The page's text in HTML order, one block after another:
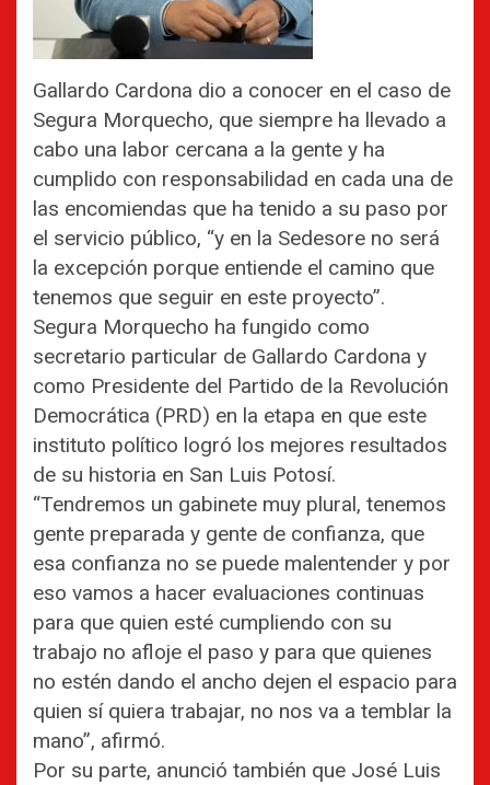
Gallardo Cardona dio a conocer en el caso de
Segura Morquecho, que siempre ha llevado a
cabo una labor cercana a la gente y ha
cumplido con responsabilidad en cada una de
las encomiendas que ha tenido a su paso por
el servicio público, “y en la Sedesore no será
la excepción porque entiende el camino que
tenemos que seguir en este proyecto”.
Segura Morquecho ha fungido como
secretario particular de Gallardo Cardona y
como Presidente del Partido de la Revolución
Democrática (PRD) en la etapa en que este
instituto político logró los mejores resultados
de su historia en San Luis Potosí.
“Tendremos un gabinete muy plural, tenemos
gente preparada y gente de confianza, que
esa confianza no se puede malentender y por
eso vamos a hacer evaluaciones continuas
para que quien esté cumpliendo con su
trabajo no afloje el paso y para que quienes
no estén dando el ancho dejen el espacio para
quien sí quiera trabajar, no nos va a temblar la
mano”, afirmó.
Por su parte, anunció también que José Luis